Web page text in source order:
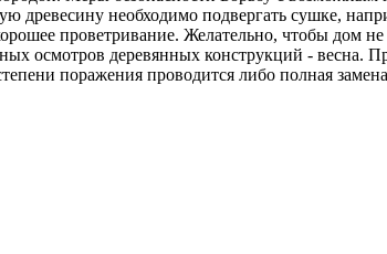
древесину необходимо подвергать сушке,
проветривание. Желательно, чтобы дом
осмотров деревянных конструкций - весна.
поражения проводится либо полная